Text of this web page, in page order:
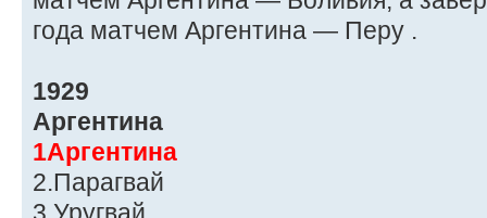
года матчем Аргентина — Перу .
1929
Аргентина
1Аргентина
2.Парагвай